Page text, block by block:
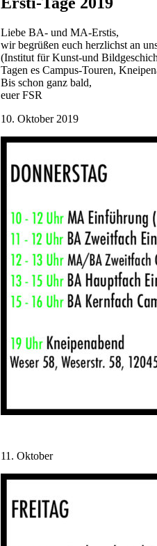
Liebe BA- und MA-Erstis,
wir begrüßen euch herzlichst an
(Institut für Kunst-und
Tagen es Campus-Touren,
Bis schon ganz bald,
euer FSR
10. Oktober 2019
11. Oktober